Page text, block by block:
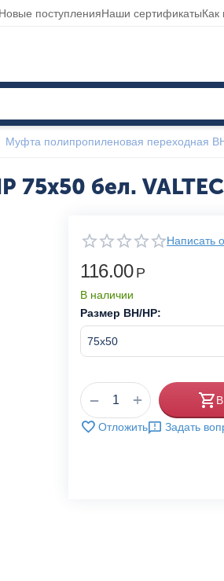
Новые поступленияНаши сертификатыКак
Муфта полипропиленовая переходная
бел. VALTEC
Написать
116.00 Р
В наличии
Размер ВН/НР:
+
−
Отложить Задать